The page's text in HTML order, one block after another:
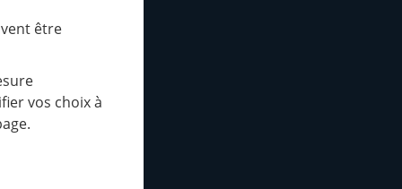
conseil
d'activités
être
vos choix à